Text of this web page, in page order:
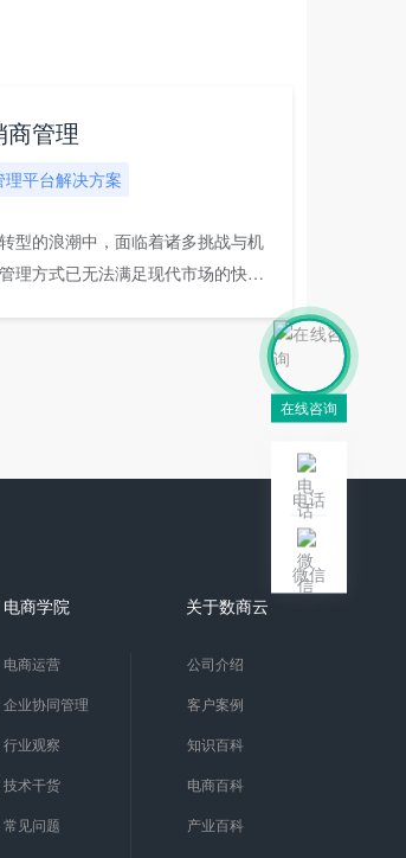
管理
平台解决方案
型的浪潮中，面临着诸多挑战与机
理方式已无法满足现代市场的快速
电商学院
电商运营
企业协同管理
行业观察
技术干货
常见问题
关于数商云
公司介绍
客户案例
知识百科
电商百科
产业百科
在线咨询
电话
微信